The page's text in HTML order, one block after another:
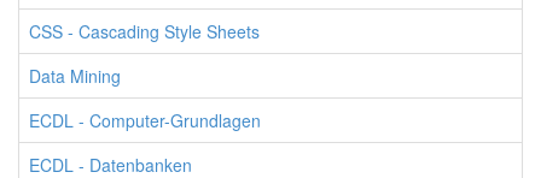
CSS - Cascading Style Sheets
Data Mining
ECDL - Computer-Grundlagen
ECDL - Datenbanken